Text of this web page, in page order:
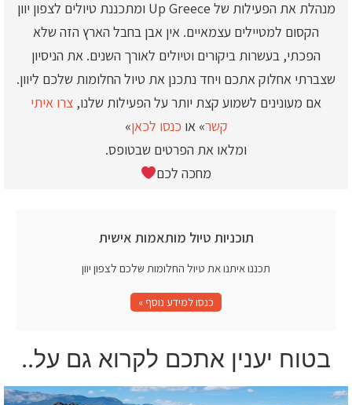
מנהלת את הפעילות של Up Greece ומתכננת טיולים לצפון יוון
הקסום למטיילים עצמאיים. אין אבן בחבל הארץ הזה שלא
הפכתי, בעשרות ביקורים וטיולים לאורך השנים. את הניסיון
שצברתי אחלוק אתכם ויחד נתכנן את טיול החלומות שלכם ליוון.
אם מעונינים לשמוע קצת יותר על הפעילות שלנו, צרו איתי
קשר» או כנסו לכאן»
ומלאו את הפרטים שבטופס.
מחכה לכם
תוכניות טיול מותאמות אישית
תכננו איתנו את טיול החלומות שלכם לצפון יוון
כנסו למידע נוסף »
בטוח יענין אתכם לקרוא גם על..